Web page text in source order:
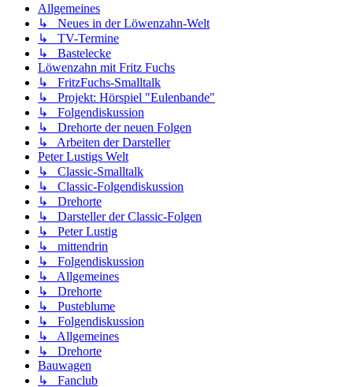
Allgemeines
↳ Neues in der Löwenzahn-Welt
↳ TV-Termine
↳ Bastelecke
Löwenzahn mit Fritz Fuchs
↳ FritzFuchs-Smalltalk
↳ Projekt: Hörspiel "Eulenbande"
↳ Folgendiskussion
↳ Drehorte der neuen Folgen
↳ Arbeiten der Darsteller
Peter Lustigs Welt
↳ Classic-Smalltalk
↳ Classic-Folgendiskussion
↳ Drehorte
↳ Darsteller der Classic-Folgen
↳ Peter Lustig
↳ mittendrin
↳ Folgendiskussion
↳ Allgemeines
↳ Drehorte
↳ Pusteblume
↳ Folgendiskussion
↳ Allgemeines
↳ Drehorte
Bauwagen
↳ Fanclub